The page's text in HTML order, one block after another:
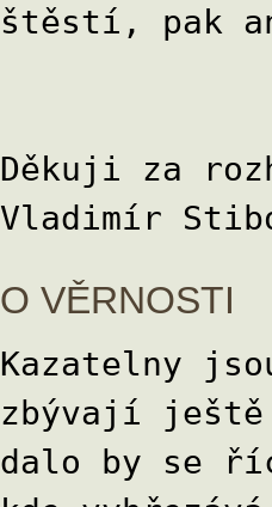
štěstí, pak
Děkuji za
Vladimír
O VĚRNOSTI
Kazatelny
zbývají
dalo by se